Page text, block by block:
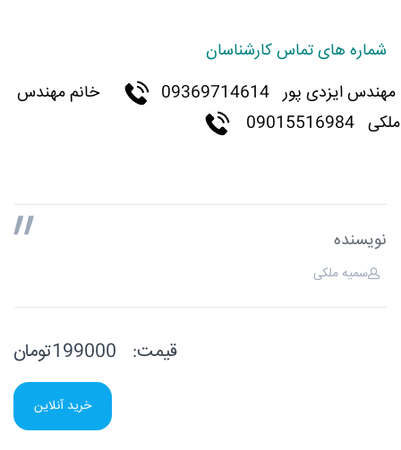
شماره های تماس کارشناسان
مهندس ایزدی پور 09369714614
خانم مهندس
ملکی 09015516984
نویسنده
سمیه ملکی
قیمت:
خرید آنلاین